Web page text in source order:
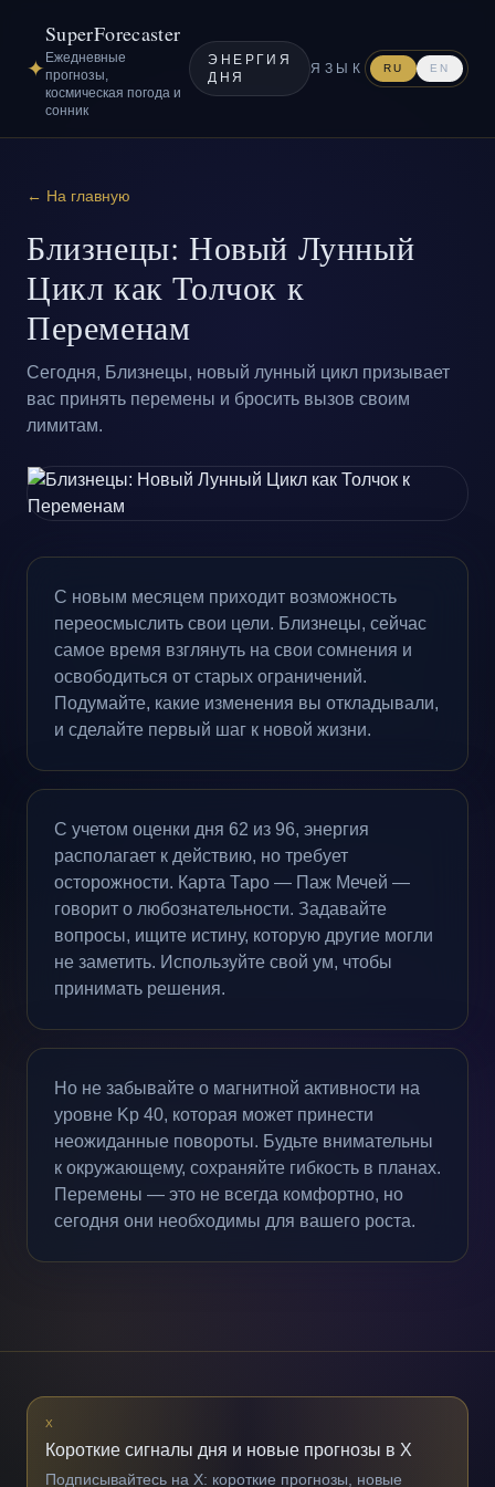
✦
SuperForecaster
Ежедневные
прогнозы,
космическая погода и
сонник
ЭНЕРГИЯ
ДНЯ
ЯЗЫК RU EN
← На главную
Близнецы: Новый Лунный
Цикл как Толчок к
Переменам
Сегодня, Близнецы, новый лунный цикл призывает
вас принять перемены и бросить вызов своим
лимитам.
С новым месяцем приходит возможность
переосмыслить свои цели. Близнецы, сейчас
самое время взглянуть на свои сомнения и
освободиться от старых ограничений.
Подумайте, какие изменения вы откладывали,
и сделайте первый шаг к новой жизни.
С учетом оценки дня 62 из 96, энергия
располагает к действию, но требует
осторожности. Карта Таро — Паж Мечей —
говорит о любознательности. Задавайте
вопросы, ищите истину, которую другие могли
не заметить. Используйте свой ум, чтобы
принимать решения.
Но не забывайте о магнитной активности на
уровне Kp 40, которая может принести
неожиданные повороты. Будьте внимательны
к окружающему, сохраняйте гибкость в планах.
Перемены — это не всегда комфортно, но
сегодня они необходимы для вашего роста.
X
Короткие сигналы дня и новые прогнозы в X
Подписывайтесь на X: короткие прогнозы, новые